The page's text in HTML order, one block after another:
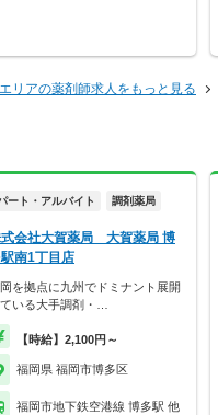
リアの薬剤師求人をもっと見る
ート・アルバイト 調剤薬局
会社大賀薬局 大賀薬局 博
南1丁目店
を拠点に九州でドミナント展開
ている大手調剤・…
【時給】2,100円～
福岡県 福岡市博多区
福岡市地下鉄空港線 博多駅 他